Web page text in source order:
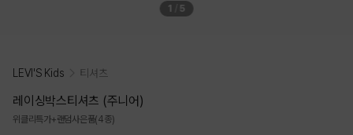
1 5
LEVI'S Kids 티셔츠
레이싱박스티셔츠 (주니어)
위클리특가+랜덤사은품(4종)